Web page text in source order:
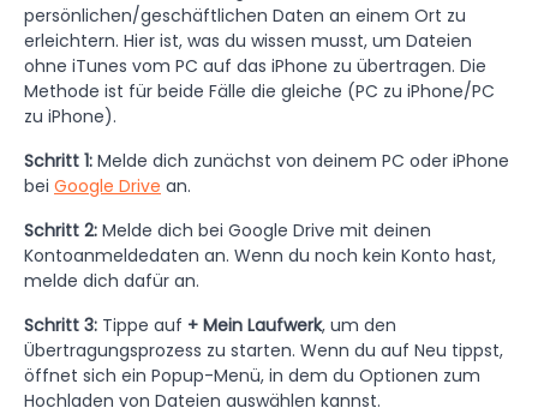
persönlichen/geschäftlichen Daten an einem Ort zu
erleichtern. Hier ist, was du wissen musst, um Dateien
ohne iTunes vom PC auf das iPhone zu übertragen. Die
Methode ist für beide Fälle die gleiche (PC zu iPhone/PC
zu iPhone).
Schritt 1: Melde dich zunächst von deinem PC oder iPhone
bei Google Drive an.
Schritt 2: Melde dich bei Google Drive mit deinen
Kontoanmeldedaten an. Wenn du noch kein Konto hast,
melde dich dafür an.
Schritt 3: Tippe auf + Mein Laufwerk, um den
Übertragungsprozess zu starten. Wenn du auf Neu tippst,
öffnet sich ein Popup-Menü, in dem du Optionen zum
Hochladen von Dateien auswählen kannst.